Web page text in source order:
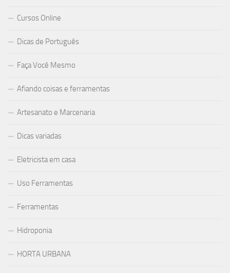
Cursos Online
Dicas de Português
Faça Você Mesmo
Afiando coisas e ferramentas
Artesanato e Marcenaria
Dicas variadas
Eletricista em casa
Uso Ferramentas
Ferramentas
Hidroponia
HORTA URBANA